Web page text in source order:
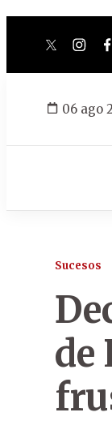
twitter
06 ago
Sucesos
de